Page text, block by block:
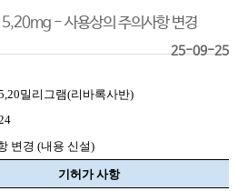
- 사용상의 주의사항 변경
25-09-25
밀리그램(리바록사반)
변경 (내용 신설)
기허가 사항